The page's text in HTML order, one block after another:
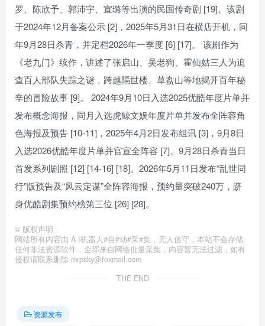
罗、陈欣予、郭沛宇、宣璐等出演的民国传奇剧 [19]。该剧
于2024年12月备案公示 [2]，2025年5月31日在横店开机，同
年9月28日杀青，并定档2026年一季度 [6] [17]。 该剧作为
《老九门》续作，讲述了张启山、吴老狗、霍仙姑三人为追
查百人部队失踪之谜，跨越隔世楼、草盘山等地揭开百年秘
辛的冒险故事 [9]。 2024年9月10日入选2025优酷年度片单并
发布概念海报，同月入选虎鲸文娱年度片单并发布全阵容角
色海报及预告 [10-11]，2025年4月2日发布组讯 [3]，9月8日
入选2026优酷年度片单并官宣全阵容 [7]。9月28日杀青当日
首发系列剧照 [12] [14-16] [18]。2026年5月11日发布“乱世同
行”版预告及“风云定谋”全阵容海报，预约量突破240万，跻
身优酷剧集预约榜第三位 [26] [28]。
© 版权声明
网站所有内容由 A I机器人#自#动#采#集，无人值守，本站不会存储
任何非法资源软件，全部来自网络批量采集，内容暂无法过滤，如有
侵权请联系删除 mrpsky@foxmail.com
THE END
资源发布